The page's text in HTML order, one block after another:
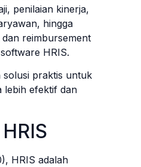
penilaian kinerja,
hingga
reimbursement
HRIS.
solusi praktis untuk
lebih efektif dan
HRIS adalah